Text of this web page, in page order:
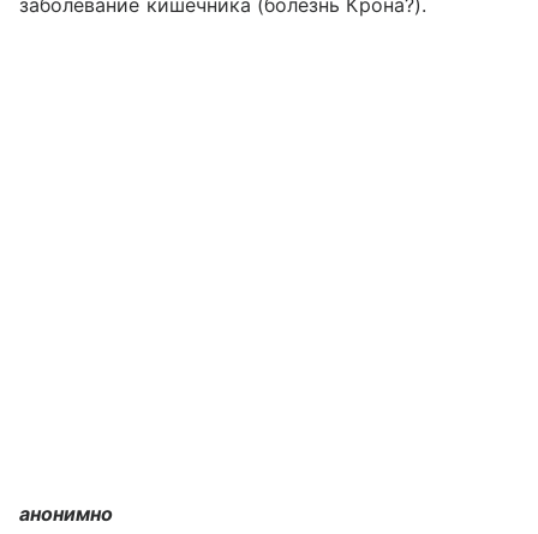
заболевание кишечника (болезнь Крона?).
анонимно